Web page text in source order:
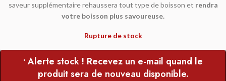
saveur supplémentaire rehaussera tout type de boisson et rendra
votre boisson plus savoureuse.
Rupture de stock
• Alerte stock ! Recevez un e-mail quand le
produit sera de nouveau disponible.